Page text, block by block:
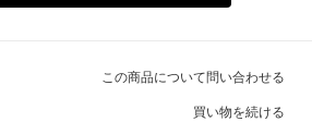
この商品について問い合わせる
買い物を続ける